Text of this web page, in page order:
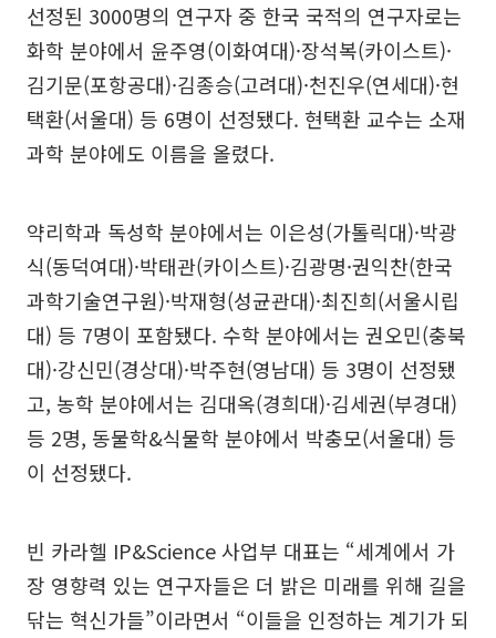
선정된 3000명의 연구자 중 한국 국적의 연구자로는
화학 분야에서 윤주영(이화여대)·장석복(카이스트)·
김기문(포항공대)·김종승(고려대)·천진우(연세대)·현
택환(서울대) 등 6명이 선정됐다. 현택환 교수는 소재
과학 분야에도 이름을 올렸다.
약리학과 독성학 분야에서는 이은성(가톨릭대)·박광
식(동덕여대)·박태관(카이스트)·김광명·권익찬(한국
과학기술연구원)·박재형(성균관대)·최진희(서울시립
대) 등 7명이 포함됐다. 수학 분야에서는 권오민(충북
대)·강신민(경상대)·박주현(영남대) 등 3명이 선정됐
고, 농학 분야에서는 김대옥(경희대)·김세권(부경대)
등 2명, 동물학&식물학 분야에서 박충모(서울대) 등
이 선정됐다.
빈 카라헬 IP&Science 사업부 대표는 “세계에서 가
장 영향력 있는 연구자들은 더 밝은 미래를 위해 길을
닦는 혁신가들”이라면서 “이들을 인정하는 계기가 되